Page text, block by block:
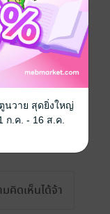
คิดเห็นได้จ้า
นวาย สุดยิ่งใหญ่
ก.ค. - 16 ส.ค.